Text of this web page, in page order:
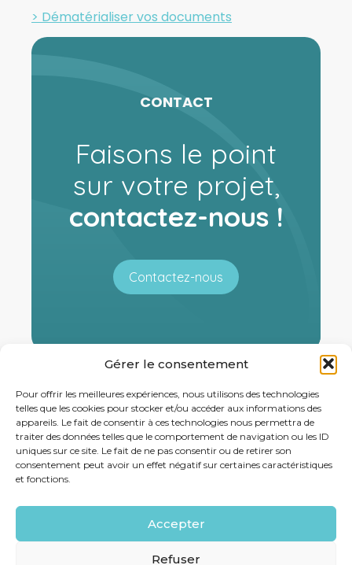
Gérer le consentement
Pour offrir les meilleures expériences, nous utilisons des technologies
telles que les cookies pour stocker et/ou accéder aux informations des
appareils. Le fait de consentir à ces technologies nous permettra de
traiter des données telles que le comportement de navigation ou les ID
uniques sur ce site. Le fait de ne pas consentir ou de retirer son
consentement peut avoir un effet négatif sur certaines caractéristiques
et fonctions.
Accepter
Refuser
> Dématérialiser vos documents
CONTACT
Faisons le point
sur votre projet,
contactez-nous !
Contactez-nous
Footer